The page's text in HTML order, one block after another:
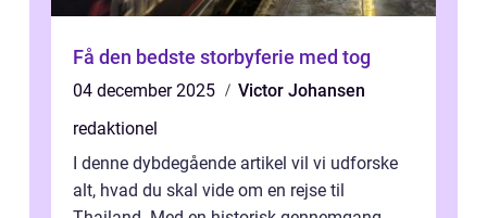
Få den bedste storbyferie med tog
04 december 2025
Victor Johansen
redaktionel
I denne dybdegående artikel vil vi udforske
alt, hvad du skal vide om en rejse til